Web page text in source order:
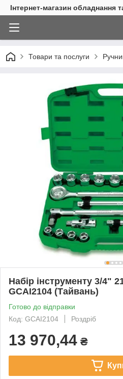
Інтернет-магазин обладнання
Товари та послуги
Набір інструменту 3/4"
GCAI2104 (Тайвань)
Готово до відправки
Код: GCAI2104
Роздріб
13 970,44 ₴